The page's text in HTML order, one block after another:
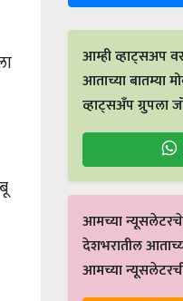
आम्ही व्हाट्सअप
आताच्या बातम्या
व्हाट्सअँप ग्रुपला
आमच्या
देशभरातील
आमच्या